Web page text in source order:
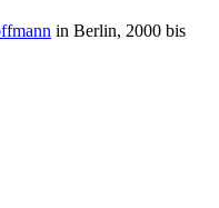
in Berlin, 2000 bis